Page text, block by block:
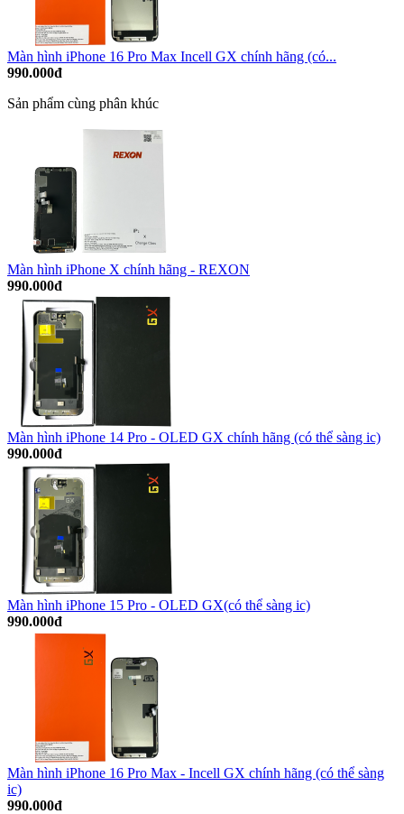
Màn hình iPhone 16 Pro Max Incell GX chính hãng (có...
990.000đ
Sản phẩm cùng phân khúc
Màn hình iPhone X chính hãng - REXON
990.000đ
Màn hình iPhone 14 Pro - OLED GX chính hãng (có thể sàng ic)
990.000đ
Màn hình iPhone 15 Pro - OLED GX(có thể sàng ic)
990.000đ
Màn hình iPhone 16 Pro Max - Incell GX chính hãng (có thể sàng
ic)
990.000đ